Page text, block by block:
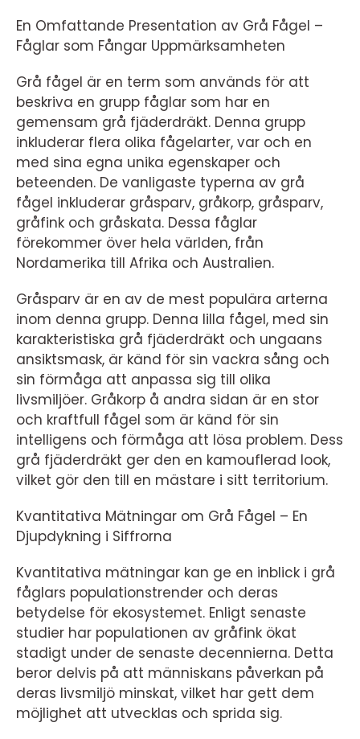
En Omfattande Presentation av Grå Fågel –
Fåglar som Fångar Uppmärksamheten
Grå fågel är en term som används för att
beskriva en grupp fåglar som har en
gemensam grå fjäderdräkt. Denna grupp
inkluderar flera olika fågelarter, var och en
med sina egna unika egenskaper och
beteenden. De vanligaste typerna av grå
fågel inkluderar gråsparv, gråkorp, gråsparv,
gråfink och gråskata. Dessa fåglar
förekommer över hela världen, från
Nordamerika till Afrika och Australien.
Gråsparv är en av de mest populära arterna
inom denna grupp. Denna lilla fågel, med sin
karakteristiska grå fjäderdräkt och ungaans
ansiktsmask, är känd för sin vackra sång och
sin förmåga att anpassa sig till olika
livsmiljöer. Gråkorp å andra sidan är en stor
och kraftfull fågel som är känd för sin
intelligens och förmåga att lösa problem. Dess
grå fjäderdräkt ger den en kamouflerad look,
vilket gör den till en mästare i sitt territorium.
Kvantitativa Mätningar om Grå Fågel – En
Djupdykning i Siffrorna
Kvantitativa mätningar kan ge en inblick i grå
fåglars populationstrender och deras
betydelse för ekosystemet. Enligt senaste
studier har populationen av gråfink ökat
stadigt under de senaste decennierna. Detta
beror delvis på att människans påverkan på
deras livsmiljö minskat, vilket har gett dem
möjlighet att utvecklas och sprida sig.